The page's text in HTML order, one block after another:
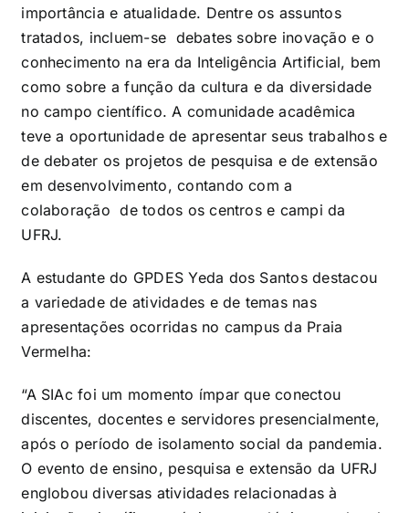
importância e atualidade. Dentre os assuntos
tratados, incluem-se debates sobre inovação e o
conhecimento na era da Inteligência Artificial, bem
como sobre a função da cultura e da diversidade
no campo científico. A comunidade acadêmica
teve a oportunidade de apresentar seus trabalhos e
de debater os projetos de pesquisa e de extensão
em desenvolvimento, contando com a
colaboração de todos os centros e campi da
UFRJ.
A estudante do GPDES Yeda dos Santos destacou
a variedade de atividades e de temas nas
apresentações ocorridas no campus da Praia
Vermelha:
“A SIAc foi um momento ímpar que conectou
discentes, docentes e servidores presencialmente,
após o período de isolamento social da pandemia.
O evento de ensino, pesquisa e extensão da UFRJ
englobou diversas atividades relacionadas à